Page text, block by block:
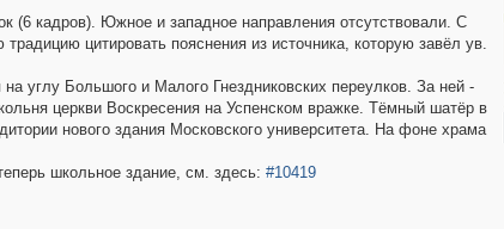
(6 кадров). Южное и западное направления отсутствовали. С
цитировать пояснения из источника, которую завёл ув.
углу Большого и Малого Гнездниковских переулков. За ней -
церкви Воскресения на Успенском вражке. Тёмный шатёр в
нового здания Московского университета. На фоне храма
школьное здание, см. здесь: #10419